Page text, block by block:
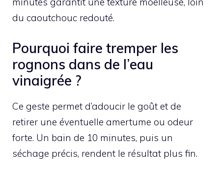
du caoutchouc redouté.
Pourquoi faire tremper les
rognons dans de l’eau
vinaigrée ?
Ce geste permet d’adoucir le goût et de
retirer une éventuelle amertume ou odeur
forte. Un bain de 10 minutes, puis un
séchage précis, rendent le résultat plus fin.